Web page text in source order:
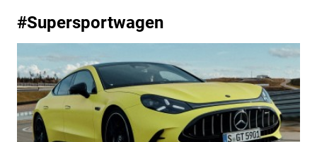
#Supersportwagen